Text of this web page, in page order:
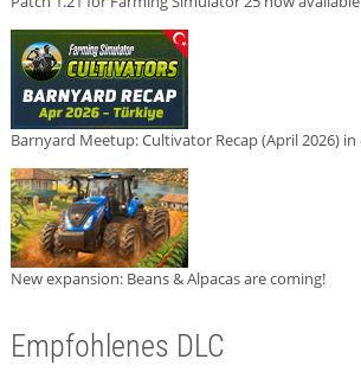
Barnyard Meetup: Cultivator Recap (April 2026)
New expansion: Beans & Alpacas are coming!
Empfohlenes DLC